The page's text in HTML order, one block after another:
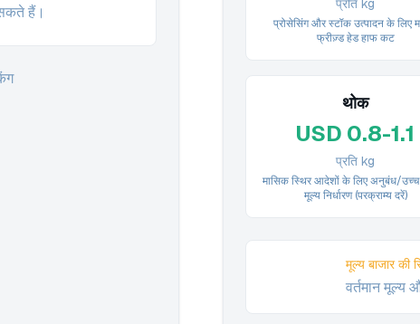
हैं।
प्रति kg
प्रोसेसिंग और स्टॉक उत्पादन के लिए
फ्रीज़्ड हेड हाफ कट
थोक
USD 0.8-1.1
प्रति kg
मासिक स्थिर आदेशों के लिए अनुबंध/
मूल्य निर्धारण (परक्राम्य दरें)
मूल्य बाजार की
वर्तमान मूल्य